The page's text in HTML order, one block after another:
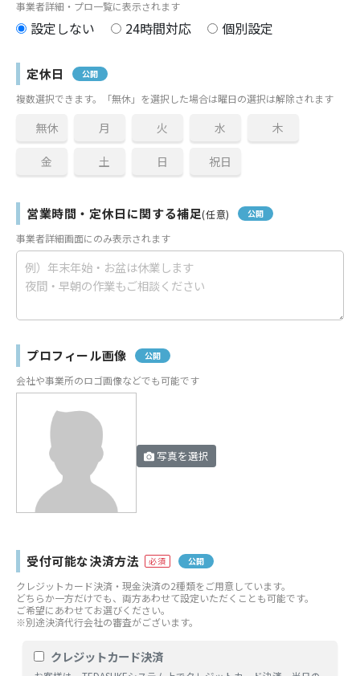
事業者詳細・プロ一覧に表示されます
設定しない 24時間対応 個別設定
定休日 公開
複数選択できます。「無休」を選択した場合は曜日の選択は解除されます
無休 月 火 水 木
金 土 日 祝日
営業時間・定休日に関する補足(任意) 公開
事業者詳細画面にのみ表示されます
プロフィール画像 公開
会社や事業所のロゴ画像などでも可能です
写真を選択
受付可能な決済方法 公開
クレジットカード決済・現金決済の2種類をご用意しています。
どちらか一方だけでも、両方あわせて設定いただくことも可能です。
ご希望にあわせてお選びください。
※別途決済代行会社の審査がございます。
クレジットカード決済